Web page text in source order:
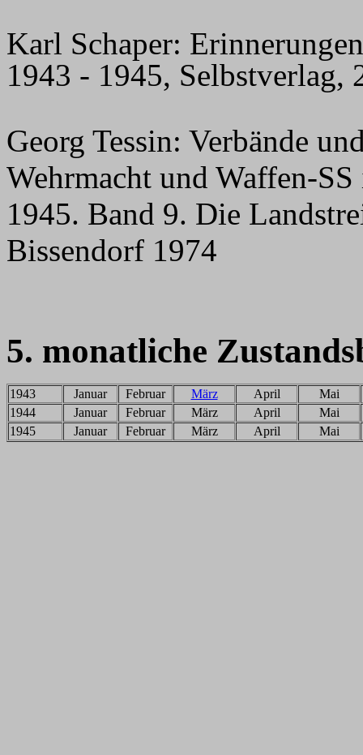
Karl Schaper:
1943 - 1945, Selbstverlag,
Georg Tessin: Verbände
Wehrmacht und Waffen-
1945. Band 9. Die
Bissendorf 1974
5. monatliche
1943 Januar Februar März April
Mai
1944
Januar Februar März April
Mai
1945
Januar Februar März April Mai